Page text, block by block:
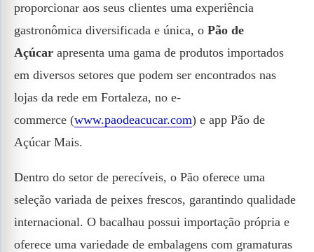
proporcionar aos seus clientes uma experiência
gastronômica diversificada e única, o Pão de
Açúcar apresenta uma gama de produtos importados
em diversos setores que podem ser encontrados nas
lojas da rede em Fortaleza, no e-
commerce (www.paodeacucar.com) e app Pão de
Açúcar Mais.
Dentro do setor de perecíveis, o Pão oferece uma
seleção variada de peixes frescos, garantindo qualidade
internacional. O bacalhau possui importação própria e
oferece uma variedade de embalagens com gramaturas